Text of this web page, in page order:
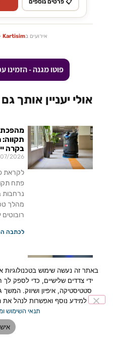
אירועים בKartisim
פוטו מגנה - הזמינו
אולי יעניין אותך גם
מהפכת
תקווה:
בקרה
2026
לקראת
פתח
מהלך
רובוטים
לכתבה
המרכז
חברתי
2026
המרכז
ידי צדדים שלישיים, כדי לספק לך
סטטיסטיקה, איפיון ושיווק.
למידע נוסף ואפשרות לנהל
תנאי השימוש